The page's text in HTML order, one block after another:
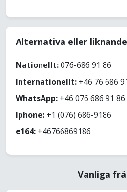
Alternativa eller
Nationellt:076-686 91 86
Internationellt: +46 76 686
WhatsApp: +46 076 686 91 86
Iphone: +1 (076) 686-9186
e164: +46766869186
Vanliga